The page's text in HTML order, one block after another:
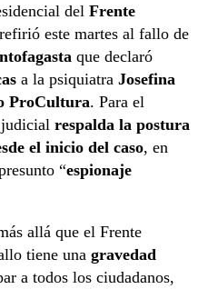
del Frente
este martes al fallo de
que declaró
a la psiquiatra Josefina
ProCultura. Para el
respalda la postura
el inicio del caso, en
“espionaje
allá que el Frente
tiene una gravedad
a todos los ciudadanos,